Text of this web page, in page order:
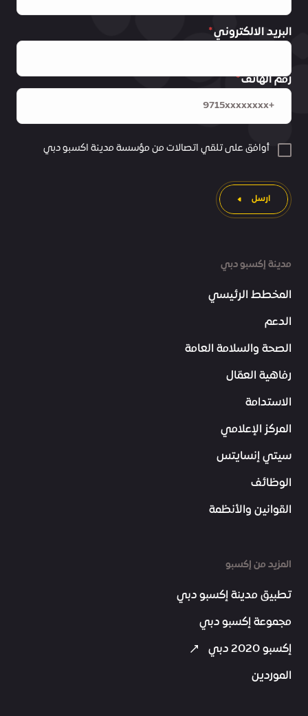
مدينة إكسبو دبي
المخطط الرئيسي
الدعم
الصحة والسلامة العامة
رفاهية العمّال
الاستدامة
المركز الإعلامي
سيتي إنسايتس
الوظائف
القوانين والأنظمة
المزيد من إكسبو
تطبيق مدينة إكسبو دبي
مجموعة إكسبو دبي
إكسبو 2020 دبي
الموردين
البريد الالكتروني
رقم الهاتف
أوافق على تلقي اتصالات من مؤسسة مدينة اكسبو دبي
ارسل